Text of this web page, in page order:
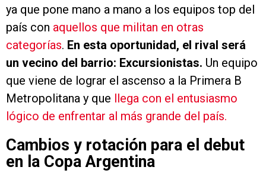
ya que pone mano a mano a los equipos top del
país con aquellos que militan en otras
categorías. En esta oportunidad, el rival será
un vecino del barrio: Excursionistas. Un equipo
que viene de lograr el ascenso a la Primera B
Metropolitana y que
llega con el entusiasmo
lógico de enfrentar al más grande del país.
Cambios y rotación para el debut
en la Copa Argentina